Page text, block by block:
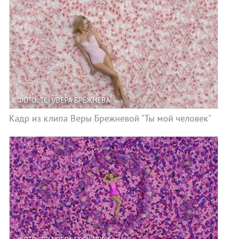
ФОТО: ТСН/ВЕРА БРЕЖНЕВА
Кадр из клипа Веры Брежневой "Ты мой человек"